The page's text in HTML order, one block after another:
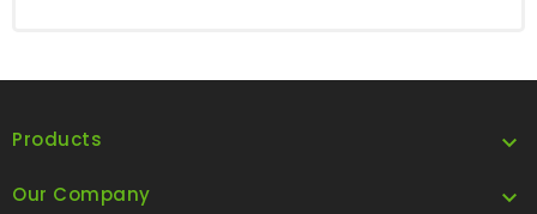
Products 
Our Company 